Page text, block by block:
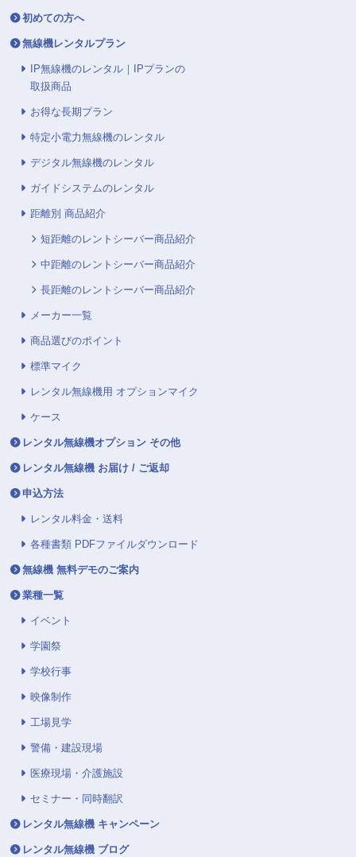
初めての方へ
無線機レンタルプラン
IP無線機のレンタル｜IPプランの
取扱商品
お得な長期プラン
特定小電力無線機のレンタル
デジタル無線機のレンタル
ガイドシステムのレンタル
距離別 商品紹介
短距離のレントシーバー商品紹介
中距離のレントシーバー商品紹介
長距離のレントシーバー商品紹介
メーカー一覧
商品選びのポイント
標準マイク
レンタル無線機用 オプションマイク
ケース
レンタル無線機オプション その他
レンタル無線機 お届け / ご返却
申込方法
レンタル料金・送料
各種書類 PDFファイルダウンロード
無線機 無料デモのご案内
業種一覧
イベント
学園祭
学校行事
映像制作
工場見学
警備・建設現場
医療現場・介護施設
セミナー・同時翻訳
レンタル無線機 キャンペーン
レンタル無線機 ブログ